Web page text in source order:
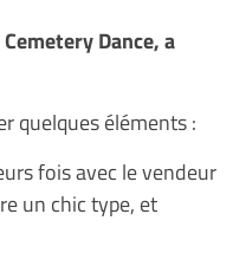
Dance, a
quelques éléments :
fois avec le vendeur
un chic type, et